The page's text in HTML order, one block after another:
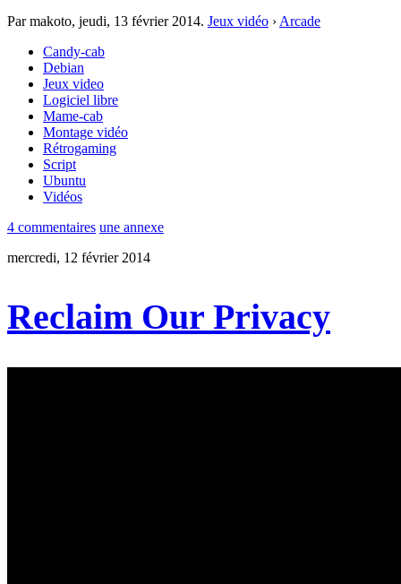
Par makoto, jeudi, 13 février 2014. Jeux vidéo › Arcade
Candy-cab
Debian
Jeux video
Logiciel libre
Mame-cab
Montage vidéo
Rétrogaming
Script
Ubuntu
Vidéos
4 commentaires une annexe
mercredi, 12 février 2014
Reclaim Our Privacy